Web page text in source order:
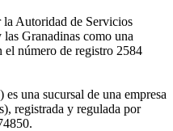
Autoridad de Servicios
Granadinas como una
el número de registro 2584
una sucursal de una empresa
registrada y regulada por